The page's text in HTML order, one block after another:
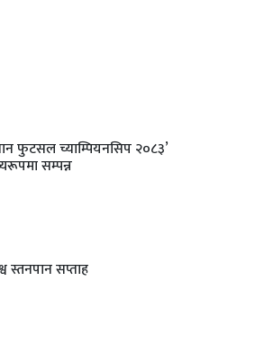
फुटसल च्याम्पियनसिप २०८३’
सम्पन्न
स्तनपान सप्ताह